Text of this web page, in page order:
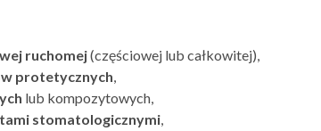
ruchomej(częściowej lub całkowitej),
protetycznych,
lub kompozytowych,
stomatologicznymi,